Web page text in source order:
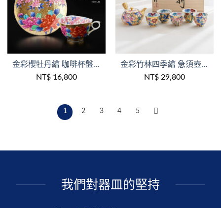
金彩櫻牡丹繪 咖啡杯盤組 /江口天童作品/金龍窯/木盒裝
NT$ 16,800
金彩竹林四季繪 急須壺&茶杯組 /江口天童作品/金龍窯/1壺5杯/木盒裝
NT$ 29,800
1 2 3 4 5
我們對器皿的堅持